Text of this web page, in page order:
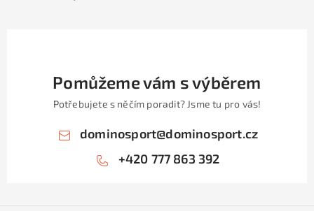
Pomůžeme vám s výběrem
Potřebujete s něčím poradit? Jsme tu pro vás!
dominosport@dominosport.cz
+420 777 863 392